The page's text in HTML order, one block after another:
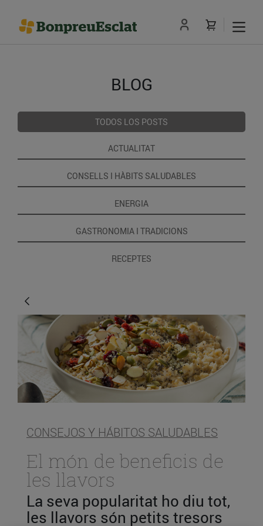
BLOG
TODOS LOS POSTS
ACTUALITAT
CONSELLS I HÀBITS SALUDABLES
ENERGIA
GASTRONOMIA I TRADICIONS
RECEPTES
CONSEJOS Y HÁBITOS SALUDABLES
El món de beneficis de
les llavors
La seva popularitat ho diu tot,
les llavors són petits tresors